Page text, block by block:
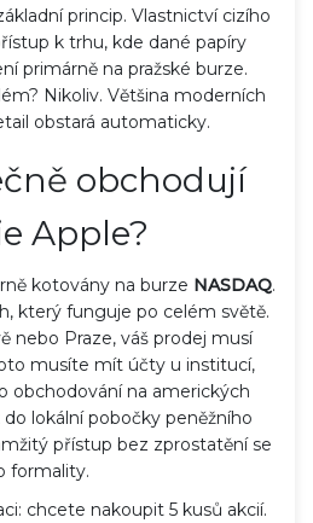
princip. Vlastnictví cizího
k trhu, kde dané papíry
primárně na pražské burze.
Nikoliv. Většina moderních
obstará automaticky.
obchodují
Apple?
kotovány na burze NASDAQ.
který funguje po celém světě.
nebo Praze, váš prodej musí
musíte mít účty u institucí,
obchodování na amerických
lokální pobočky peněžního
přístup bez zprostatění se
formality.
chcete nakoupit 5 kusů akcií.